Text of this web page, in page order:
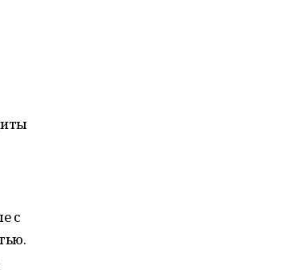
с